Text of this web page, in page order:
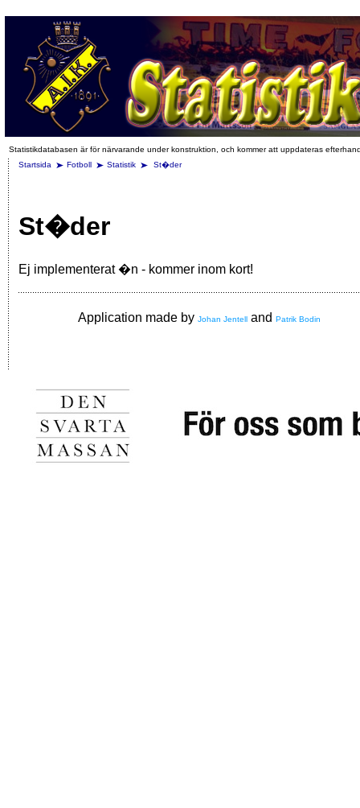
Statistikdatabasen är för närvarande under konstruktion, och kommer att uppdateras
Startsida
Fotboll Statistik St�der
St�der
Ej implementerat �n - kommer inom kort!
Application made by Johan Jentell and Patrik Bodin